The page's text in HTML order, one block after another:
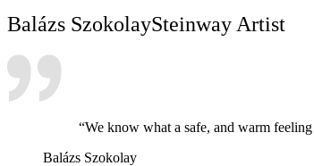
Balázs SzokolaySteinway Artist
“We know what a safe, and warm
Balázs Szokolay